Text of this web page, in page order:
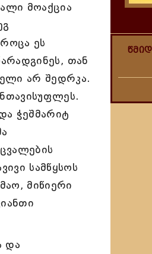
მოაქცია
ეს
თან
არ შედრკა.
ჭეშმარიტ
სამწყსოს
მიწიერი
და